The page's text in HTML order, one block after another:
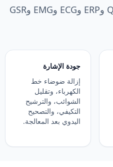
اتصال. تشمل الإشارات المدعومة EEG وQEEG وERP وECG وEMG وGSR
جودة الإشارة
إزالة ضوضاء خط
الكهرباء، وتقليل
الشوائب، والترشيح
التكيفي، والتصحيح
اليدوي بعد المعالجة.